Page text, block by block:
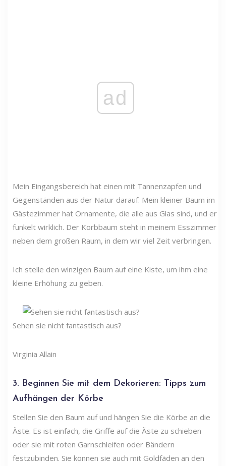
ad
Mein Eingangsbereich hat einen mit Tannenzapfen und
Gegenständen aus der Natur darauf. Mein kleiner Baum im
Gästezimmer hat Ornamente, die alle aus Glas sind, und er
funkelt wirklich. Der Korbbaum steht in meinem Esszimmer
neben dem großen Raum, in dem wir viel Zeit verbringen.
Ich stelle den winzigen Baum auf eine Kiste, um ihm eine
kleine Erhöhung zu geben.
Sehen sie nicht fantastisch aus?
Virginia Allain
3. Beginnen Sie mit dem Dekorieren: Tipps zum
Aufhängen der Körbe
Stellen Sie den Baum auf und hängen Sie die Körbe an die
Äste. Es ist einfach, die Griffe auf die Äste zu schieben
oder sie mit roten Garnschleifen oder Bändern
festzubinden. Sie können sie auch mit Goldfäden an den